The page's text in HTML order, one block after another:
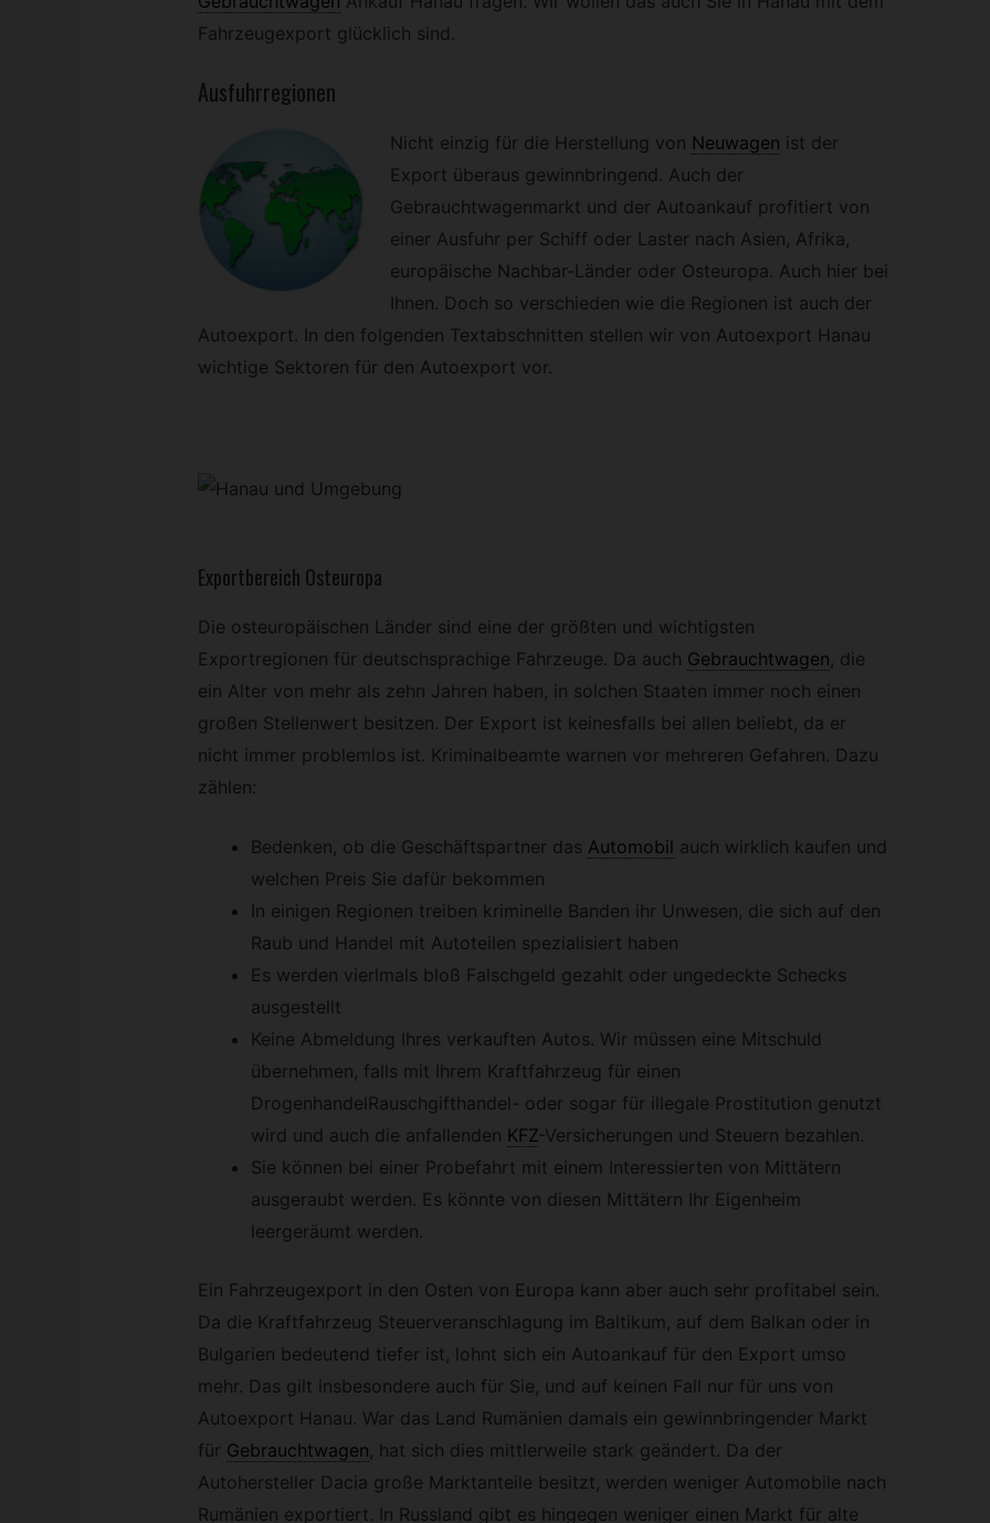
Fahrzeugexport glücklich sind.
Ausfuhrregionen
Nicht einzig für die Herstellung von Neuwagen ist der
Export überaus gewinnbringend. Auch der
Gebrauchtwagenmarkt und der Autoankauf profitiert von
einer Ausfuhr per Schiff oder Laster nach Asien, Afrika,
europäische Nachbar-Länder oder Osteuropa. Auch hier bei
Ihnen. Doch so verschieden wie die Regionen ist auch der
Autoexport. In den folgenden Textabschnitten stellen wir von Autoexport Hanau
wichtige Sektoren für den Autoexport vor.
Exportbereich Osteuropa
Die osteuropäischen Länder sind eine der größten und wichtigsten
Exportregionen für deutschsprachige Fahrzeuge. Da auch Gebrauchtwagen die
ein Alter von mehr als zehn Jahren haben, in solchen Staaten immer noch einen
großen Stellenwert besitzen. Der Export ist keinesfalls bei allen beliebt, da er
nicht immer problemlos ist. Kriminalbeamte warnen vor mehreren Gefahren. Dazu
zählen:
Bedenken, ob die Geschäftspartner das Automobil auch wirklich kaufen und
welchen Preis Sie dafür bekommen
In einigen Regionen treiben kriminelle Banden ihr Unwesen, die sich auf den
Raub und Handel mit Autoteilen spezialisiert haben
Es werden vierlmals bloß Falschgeld gezahlt oder ungedeckte Schecks
ausgestellt
Keine Abmeldung Ihres verkauften Autos. Wir müssen eine Mitschuld
übernehmen, falls mit Ihrem Kraftfahrzeug für einen
DrogenhandelRauschgifthandel- oder sogar für illegale Prostitution genutzt
wird und auch die anfallenden KFZ-Versicherungen und Steuern bezahlen.
Sie können bei einer Probefahrt mit einem Interessierten von Mittätern
ausgeraubt werden. Es könnte von diesen Mittätern Ihr Eigenheim
leergeräumt werden.
Ein Fahrzeugexport in den Osten von Europa kann aber auch sehr profitabel sein.
Da die Kraftfahrzeug Steuerveranschlagung im Baltikum, auf dem Balkan oder in
Bulgarien bedeutend tiefer ist, lohnt sich ein Autoankauf für den Export umso
mehr. Das gilt insbesondere auch für Sie, und auf keinen Fall nur für uns von
Autoexport Hanau. War das Land Rumänien damals ein gewinnbringender Markt
für Gebrauchtwagen, hat sich dies mittlerweile stark geändert. Da der
Autohersteller Dacia große Marktanteile besitzt, werden weniger Automobile nach
Rumänien exportiert. In Russland gibt es hingegen weniger einen Markt für alte